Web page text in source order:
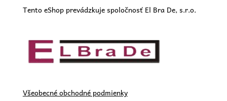
Tento eShop prevádzkuje spoločnosť El Bra De, s.r.o.
Všeobecné obchodné podmienky